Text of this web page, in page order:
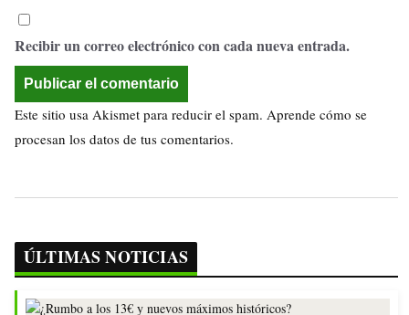
Recibir un correo electrónico con cada nueva entrada.
Este sitio usa Akismet para reducir el spam. Aprende cómo se
procesan los datos de tus comentarios.
ÚLTIMAS NOTICIAS